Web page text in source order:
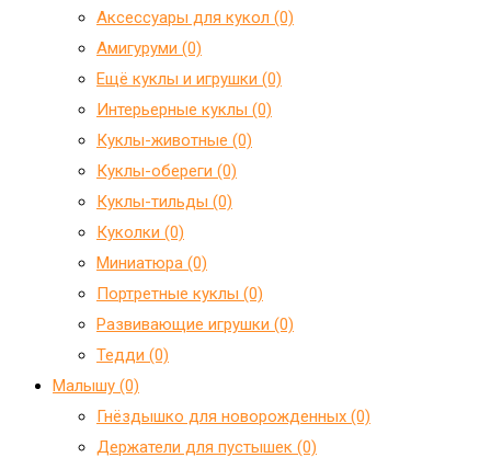
Аксессуары для кукол (0)
Амигуруми (0)
Ещё куклы и игрушки (0)
Интерьерные куклы (0)
Куклы-животные (0)
Куклы-обереги (0)
Куклы-тильды (0)
Куколки (0)
Миниатюра (0)
Портретные куклы (0)
Развивающие игрушки (0)
Тедди (0)
Малышу (0)
Гнёздышко для новорожденных (0)
Держатели для пустышек (0)